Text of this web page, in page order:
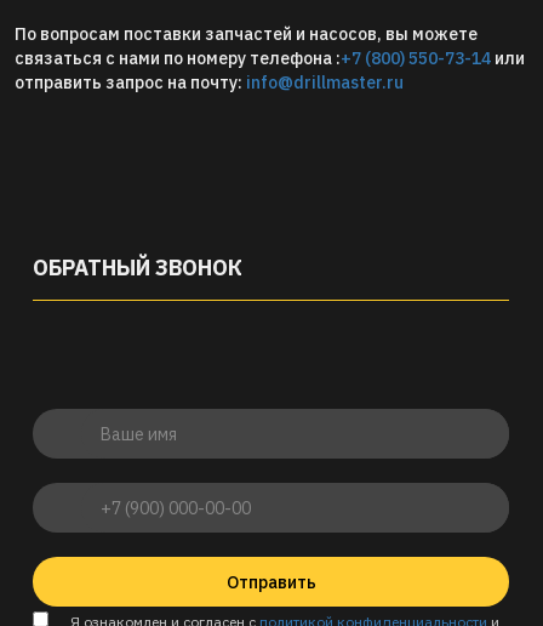
По вопросам поставки запчастей и насосов, вы можете
связаться с нами по номеру телефона :+7 (800) 550-73-14 или
отправить запрос на почту: info@drillmaster.ru
ОБРАТНЫЙ ЗВОНОК
Отправить
Я ознакомлен и согласен с политикой конфиденциальности и